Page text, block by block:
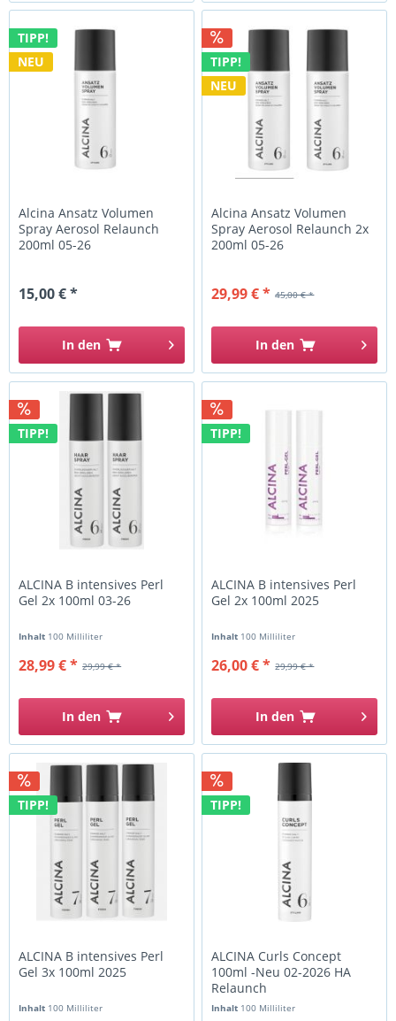
TIPP!
NEU
Alcina Ansatz Volumen
Spray Aerosol Relaunch
200ml 05-26
15,00 € *
In den
TIPP!
NEU
Alcina Ansatz Volumen
Spray Aerosol Relaunch 2x
200ml 05-26
45,00 € *
29,99 € *
In den
TIPP!
ALCINA B intensives Perl
Gel 2x 100ml 03-26
Inhalt 100 Milliliter
29,99 € *
28,99 € *
In den
TIPP!
ALCINA B intensives Perl
Gel 2x 100ml 2025
Inhalt 100 Milliliter
29,99 € *
26,00 € *
In den
TIPP!
ALCINA B intensives Perl
Gel 3x 100ml 2025
Inhalt 100 Milliliter
TIPP!
ALCINA Curls Concept
100ml -Neu 02-2026 HA
Relaunch
Inhalt 100 Milliliter